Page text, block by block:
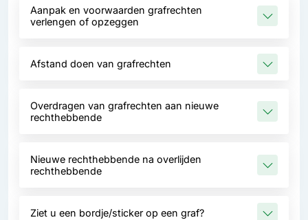
Aanpak en voorwaarden grafrechten
verlengen of opzeggen
Afstand doen van grafrechten
Overdragen van grafrechten aan nieuwe
rechthebbende
Nieuwe rechthebbende na overlijden
rechthebbende
Ziet u een bordje/sticker op een graf?